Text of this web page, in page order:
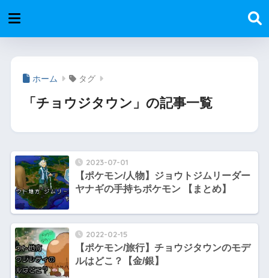
ホーム タグ
「チョウジタウン」の記事一覧
2023-07-01
【ポケモン/人物】ジョウトジムリーダー
ヤナギの手持ちポケモン 【まとめ】
2022-02-15
【ポケモン/旅行】チョウジタウンのモデ
ルはどこ？【金/銀】